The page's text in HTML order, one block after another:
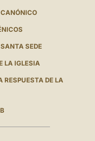
CANÓNICO
SEDE
LA IGLESIA
RESPUESTA DE LA